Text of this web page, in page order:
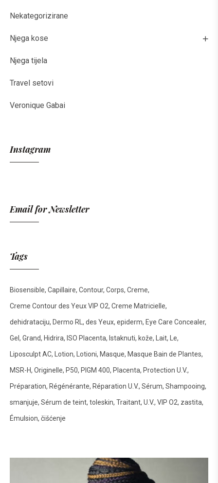
Nekategorizirane
Njega kose
Njega tijela
Travel setovi
Veronique Gabai
Instagram
Email for Newsletter
Tags
Biosensible Capillaire Contour Corps Creme
Creme Contour des Yeux VIP O2 Creme Matricielle
dehidrataciju Dermo RL des Yeux epiderm Eye Care Concealer
Gel Grand Hidrira ISO Placenta Istaknuti kože Lait Le
Liposculpt AC Lotion Lotioni Masque Masque Bain de Plantes
MSR-H Originelle P50 PIGM 400 Placenta Protection U.V.
Préparation Régénérante Réparation U.V. Sérum Shampooing
smanjuje Sérum de teint toleskin Traitant U.V. VIP O2 zastita
Émulsion čišćenje